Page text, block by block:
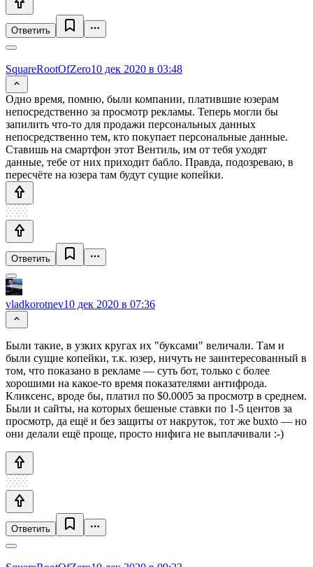
Ответить
SquareRootOfZero10 дек 2020 в 03:48
Одно время, помню, были компании, платившие юзерам
непосредственно за просмотр рекламы. Теперь могли бы
запилить что-то для продажи персональных данных
непосредственно тем, кто покупает персональные данные.
Ставишь на смартфон этот Вентиль, им от тебя уходят
данные, тебе от них приходит бабло. Правда, подозреваю, в
пересчёте на юзера там будут сущие копейки.
Ответить
vladkorotnev10 дек 2020 в 07:36
Были такие, в узких кругах их "буксами" величали. Там и
были сущие копейки, т.к. юзер, ничуть не заинтересованный в
том, что показано в рекламе — суть бот, только с более
хорошими на какое-то время показателями антифрода.
Кликсенс, вроде бы, платил по $0.0005 за просмотр в среднем.
Были и сайты, на которых бешеные ставки по 1-5 центов за
просмотр, да ещё и без защиты от накруток, тот же buxto — но
они делали ещё проще, просто нифига не выплачивали :-)
Ответить